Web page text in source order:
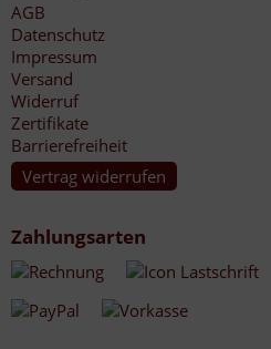
AGB
Datenschutz
Impressum
Versand
Widerruf
Zertifikate
Barrierefreiheit
Vertrag widerrufen
Zahlungsarten